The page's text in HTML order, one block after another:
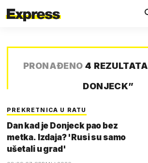
PRONAĐENO 4 REZULTATA
DONJECK”
PREKRETNICA U RATU
Dan kad je Donjeck pao bez
metka. Izdaja? 'Rusi su samo
ušetali u grad'